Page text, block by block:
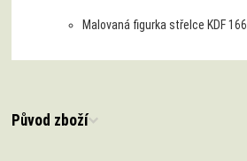
Malovaná figurka střelce KDF 166
Původ zboží